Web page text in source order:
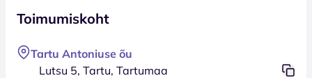
Toimumiskoht
Tartu Antoniuse õu
Lutsu 5, Tartu, Tartumaa